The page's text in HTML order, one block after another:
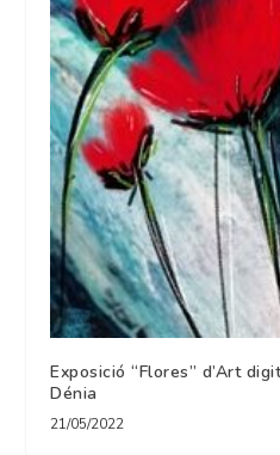
Exposició “Flores” d’Art
Dénia
21/05/2022